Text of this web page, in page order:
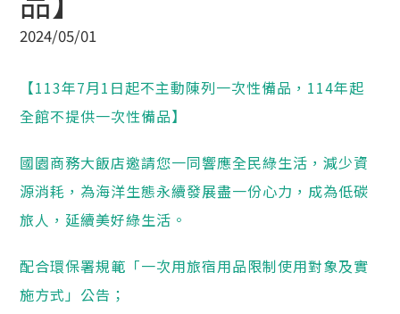
2024/05/01
【113年7月1日起不主動陳列一次性備品，114年起
全館不提供一次性備品】
國園商務大飯店邀請您一同響應全民綠生活，減少資
源消耗，為海洋生態永續發展盡一份心力，成為低碳
旅人，延續美好綠生活。
配合環保署規範「一次用旅宿用品限制使用對象及實
施方式」公告；